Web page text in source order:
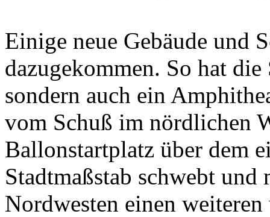
Einige neue Gebäude und
dazugekommen. So hat
sondern auch ein
vom Schuß im nördlichen
Ballonstartplatz über dem
Stadtmaßstab schwebt
Nordwesten einen